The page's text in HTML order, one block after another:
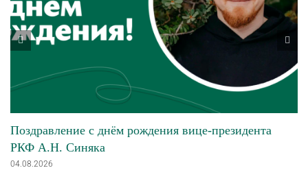
Поздравление с днём рождения вице-президента
РКФ А.Н. Синяка
04.08.2026